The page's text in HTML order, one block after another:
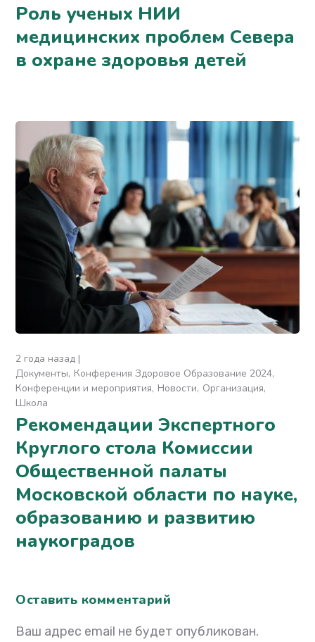
Роль ученых НИИ
медицинских проблем Севера
в охране здоровья детей
2 года назад
Документы Конферения Здоровое Образование 2024
Конференции и мероприятия Новости Организация
Школа
Рекомендации Экспертного
Круглого стола Комиссии
Общественной палаты
Московской области по науке,
образованию и развитию
наукоградов
Оставить комментарий
Ваш адрес email не будет опубликован.